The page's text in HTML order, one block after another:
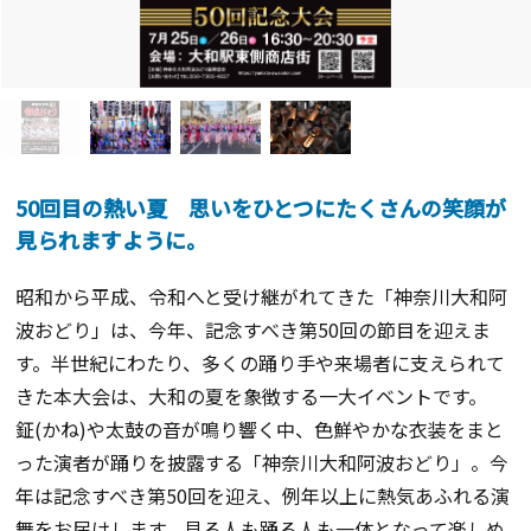
50回目の熱い夏 思いをひとつにたくさんの笑顔が
見られますように。
昭和から平成、令和へと受け継がれてきた「神奈川大和阿
波おどり」は、今年、記念すべき第50回の節目を迎えま
す。半世紀にわたり、多くの踊り手や来場者に支えられて
きた本大会は、大和の夏を象徴する一大イベントです。
鉦(かね)や太鼓の音が鳴り響く中、色鮮やかな衣装をまと
った演者が踊りを披露する「神奈川大和阿波おどり」。今
年は記念すべき第50回を迎え、例年以上に熱気あふれる演